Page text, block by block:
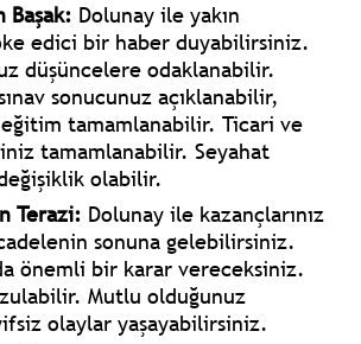
Başak: Dolunay ile yakın
edici bir haber duyabilirsiniz.
düşüncelere odaklanabilir.
sonucunuz açıklanabilir,
eğitim tamamlanabilir. Ticari ve
tamamlanabilir. Seyahat
olabilir.
Terazi: Dolunay ile kazançlarınız
sonuna gelebilirsiniz.
önemli bir karar vereceksiniz.
Mutlu olduğunuz
olaylar yaşayabilirsiniz.